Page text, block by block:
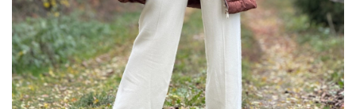
Tricouri si topuri
Rochii de eveniment